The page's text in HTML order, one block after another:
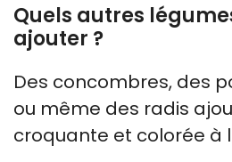
Quels autres
ajouter ?
Des concombres, des
ou même des radis
croquante et colorée à